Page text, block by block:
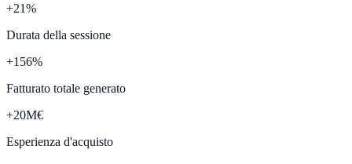
+21%
Durata della sessione
+156%
Fatturato totale generato
+20M€
Esperienza d'acquisto